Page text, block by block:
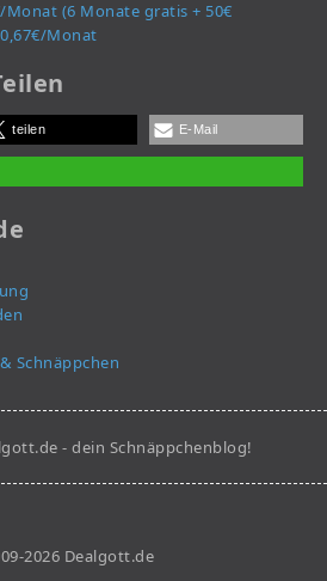
Monat (6 Monate gratis + 50€
Monat
teilen E-Mail
Schnäppchen
- dein Schnäppchenblog!
2026 Dealgott.de